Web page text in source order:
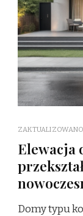
Elewacja
Domy typu